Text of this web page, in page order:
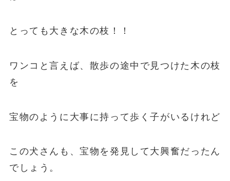
とっても大きな木の枝！！
ワンコと言えば、散歩の途中で見つけた木の枝
を
宝物のように大事に持って歩く子がいるけれど
この犬さんも、宝物を発見して大興奮だったん
でしょう。